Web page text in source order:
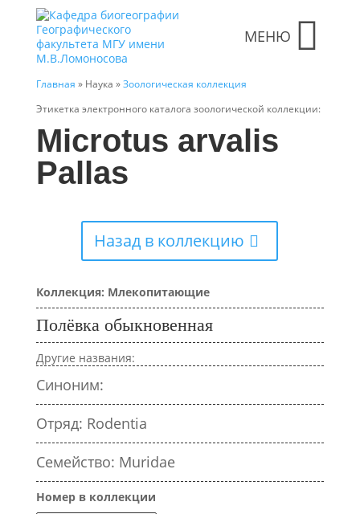
МЕНЮ
Главная » Наука »Зоологическая коллекция
Этикетка электронного каталога зоологической коллекции:
Microtus arvalis
Pallas
Назад в коллекцию
Коллекция: Млекопитающие
Полёвка обыкновенная
Другие названия:
Синоним:
Отряд: Rodentia
Семейство: Muridae
Номер в коллекции